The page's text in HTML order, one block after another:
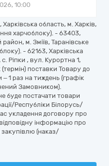
10:00
область, м. Харків,
харчоблоку). - 63403,
м. Зміїв, Таранівське
- 62163, Харківська
Ріпки , вул. Курортна 1,
поставки Товару до
1 раз на тиждень (графік
Замовником).
буде постачати товари
Республіки Білорусь/
укладення договору про
інформацію про
(наказ/